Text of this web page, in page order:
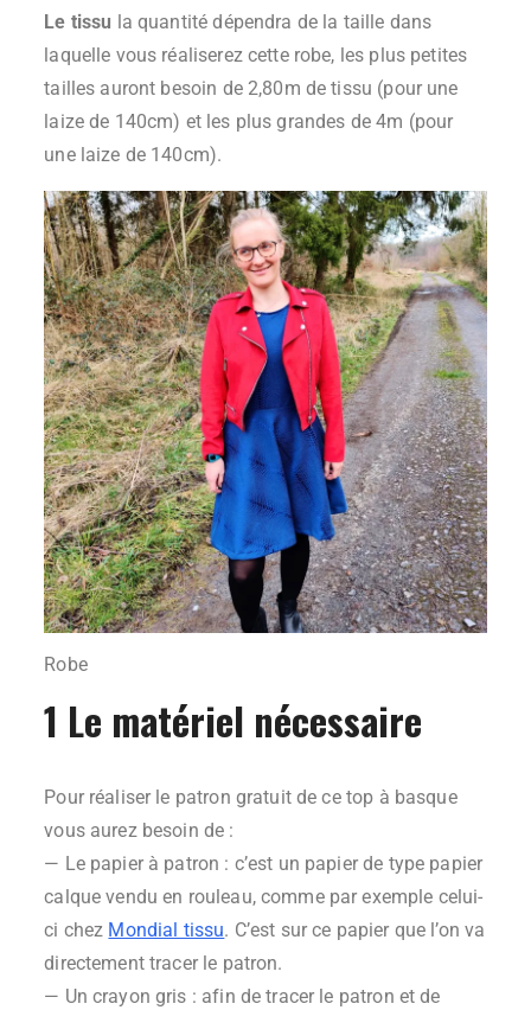
Le tissu la quantité dépendra de la taille dans
laquelle vous réaliserez cette robe, les plus petites
tailles auront besoin de 2,80m de tissu (pour une
laize de 140cm) et les plus grandes de 4m (pour
une laize de 140cm).
Robe
1 Le matériel nécessaire
Pour réaliser le patron gratuit de ce top à basque
vous aurez besoin de :
— Le papier à patron : c’est un papier de type papier
calque vendu en rouleau, comme par exemple celui-
ci chez Mondial tissu. C’est sur ce papier que l’on va
directement tracer le patron.
— Un crayon gris : afin de tracer le patron et de